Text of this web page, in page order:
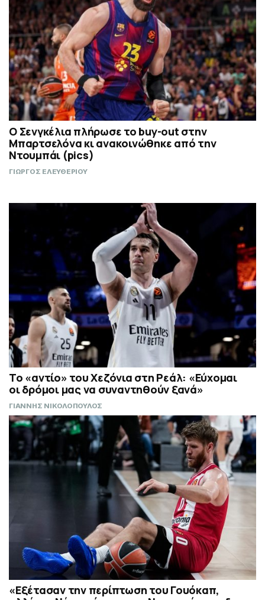
Ο Σενγκέλια πλήρωσε το buy-out στην
Μπαρτσελόνα κι ανακοινώθηκε από την
Ντουμπάι (pics)
ΓΙΩΡΓΟΣ ΕΛΕΥΘΕΡΙΟΥ
Το «αντίο» του Χεζόνια στη Ρεάλ: «Εύχομαι
οι δρόμοι μας να συναντηθούν ξανά»
ΓΙΑΝΝΗΣ ΝΙΚΟΛΟΠΟΥΛΟΣ
«Εξέτασαν την περίπτωση του Γουόκαπ,